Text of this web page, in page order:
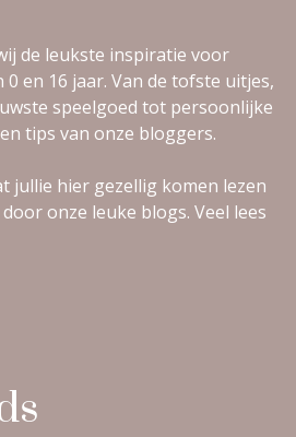
de leukste inspiratie voor
en 16 jaar. Van de tofste uitjes,
speelgoed tot persoonlijke
tips van onze bloggers.
jullie hier gezellig komen lezen
onze leuke blogs. Veel lees